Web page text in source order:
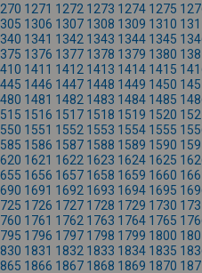
1271 1272 1273 1274 1275
1306 1307 1308 1309 1310
1341 1342 1343 1344 1345
1376 1377 1378 1379 1380
1411 1412 1413 1414 1415
1446 1447 1448 1449 1450
1481 1482 1483 1484 1485
1516 1517 1518 1519 1520
1551 1552 1553 1554 1555
1586 1587 1588 1589 1590
1621 1622 1623 1624 1625
1656 1657 1658 1659 1660
1691 1692 1693 1694 1695
1726 1727 1728 1729 1730
1761 1762 1763 1764 1765
1796 1797 1798 1799 1800
1831 1832 1833 1834 1835
1866 1867 1868 1869 1870